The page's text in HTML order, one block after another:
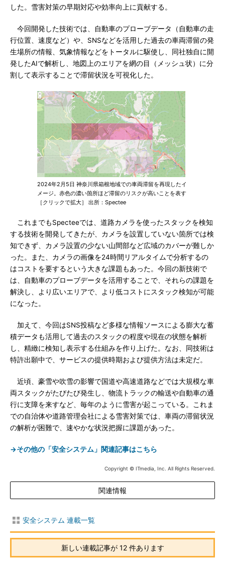
した。雪害対策の早期対応や効率向上に貢献する。
今回開発した技術では、自動車のプローブデータ（自動車の走
行位置、速度など）や、SNSなどを活用した過去の車両滞留の発
生場所の情報、気象情報などをトータルに駆使し、同社独自に開
発したAIで解析し、地図上のエリアを網の目（メッシュ状）に分
割して表示することで滞留状況を可視化した。
2024年2月5日 神奈川県箱根地域での車両滞留を再現したイ
メージ。赤色の濃い箇所ほど滞留のリスクが高いことを表す
［クリックで拡大］ 出所：Spectee
これまでもSpecteeでは、道路カメラを使ったスタックを検知
する技術を開発してきたが、カメラを設置していない箇所では検
知できず、カメラ設置の少ない山間部など広域のカバーが難しか
った。また、カメラの画像を24時間リアルタイムで分析するの
はコストを要するという大きな課題もあった。今回の新技術で
は、自動車のプローブデータを活用することで、それらの課題を
解決し、より広いエリアで、より低コストにスタック検知が可能
になった。
加えて、今回はSNS投稿など多様な情報ソースによる膨大な蓄
積データも活用して過去のスタックの程度や現在の状態を解析
し、精緻に検知し表示する仕組みを作り上げた。なお、同技術は
特許出願中で、サービスの提供時期および提供方法は未定だ。
近頃、豪雪や吹雪の影響で国道や高速道路などでは大規模な車
両スタックがたびたび発生し、物流トラックの輸送や自動車の通
行に支障を来すなど、毎年のように雪害が起こっている。これま
での自治体や道路管理会社による雪害対策では、車両の滞留状況
の解析が困難で、速やかな状況把握に課題があった。
→その他の「安全システム」関連記事はこちら
Copyright © ITmedia, Inc. All Rights Reserved.
関連情報
安全システム 連載一覧
新しい連載記事が 12 件あります